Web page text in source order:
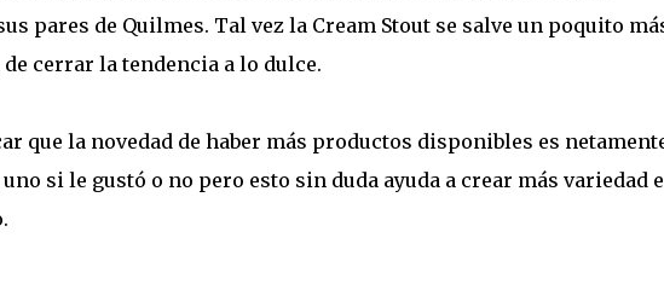
pares de Quilmes. Tal vez la Cream Stout se salve un poquito
cerrar la tendencia a lo dulce.
que la novedad de haber más productos disponibles es
si le gustó o no pero esto sin duda ayuda a crear más variedad